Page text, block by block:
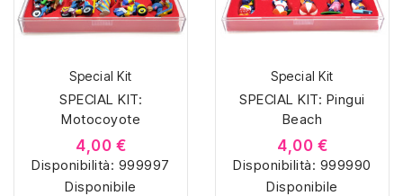
Special Kit
SPECIAL KIT:
Motocoyote
4,00 €
Disponibilità: 999997
Disponibile
Special Kit
SPECIAL KIT: Pingui
Beach
4,00 €
Disponibilità: 999990
Disponibile